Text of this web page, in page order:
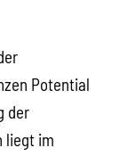
Potential
der
liegt im